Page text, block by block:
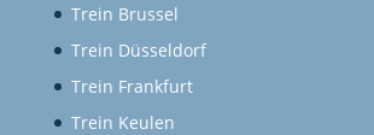
Trein Brussel
Trein Düsseldorf
Trein Frankfurt
Trein Keulen